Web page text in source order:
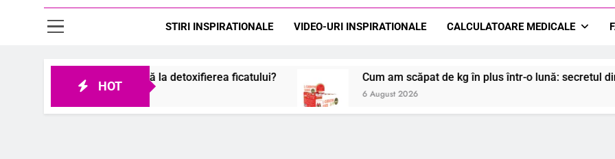
STIRI INSPIRATIONALE VIDEO-URI INSPIRATIONALE CALCULATOARE MEDICALE
HOT
și cum ajută la detoxifierea ficatului? Cum am scăpat de kg în plus într-o lună: secretul dintr-un băț de
6 August 2026